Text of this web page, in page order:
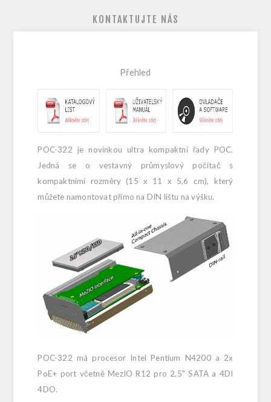
KONTAKTUJTE NÁS
Přehled
POC-322 je novinkou ultra kompaktní řady POC.
Jedná se o vestavný průmyslový počítač s
kompaktními rozměry (15 x 11 x 5,6 cm), který
můžete namontovat přímo na DIN lištu na výšku.
POC-322 má procesor Intel Pentium N4200 a 2x
PoE+ port včetně MezIO R12 pro 2,5" SATA a 4DI
4DO.